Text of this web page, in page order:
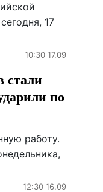
17
10:30 17.09
стали
по
работу.
12:30 16.09